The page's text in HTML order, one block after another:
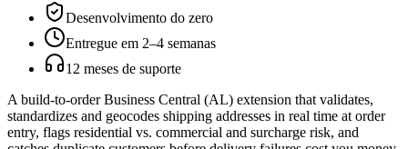
Desenvolvimento do zero
Entregue em 2–4 semanas
12 meses de suporte
A build-to-order Business Central (AL) extension that validates,
standardizes and geocodes shipping addresses in real time at order
entry, flags residential vs. commercial and surcharge risk, and